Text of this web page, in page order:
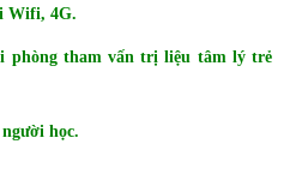
Wifi, 4G.
phòng tham vấn trị liệu tâm lý trẻ
học.